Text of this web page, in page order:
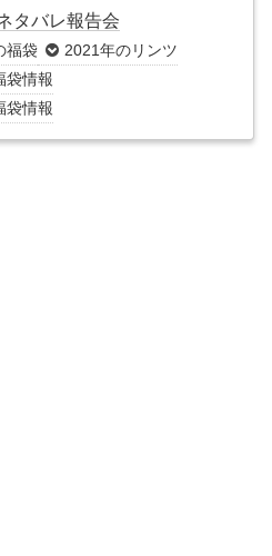
タバレ報告会
福袋
2021年のリンツ
袋情報
袋情報